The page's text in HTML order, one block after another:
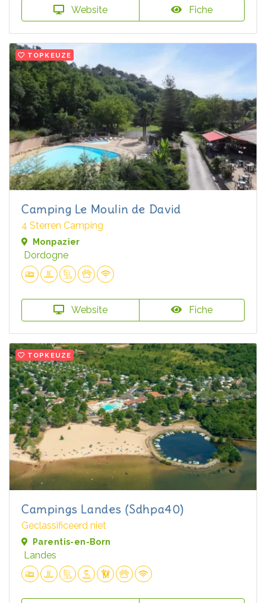
Website Fiche
TOPKEUZE
Camping Le Moulin de David
4 Sterren Camping
Monpazier
Dordogne
Website Fiche
TOPKEUZE
Campings Landes (Sdhpa40)
Geclassificeerd niet
Parentis-en-Born
Landes